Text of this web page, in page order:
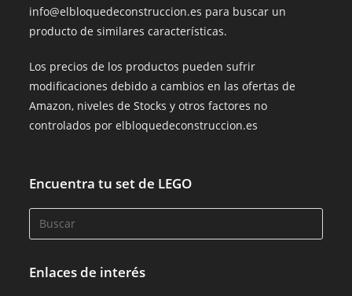
info@elbloquedeconstruccion.es para buscar un
producto de similares características.
Los precios de los productos pueden sufrir
modificaciones debido a cambios en las ofertas de
Amazon, niveles de Stocks y otros factores no
controlados por elbloquedeconstruccion.es
Encuentra tu set de LEGO
Enlaces de interés